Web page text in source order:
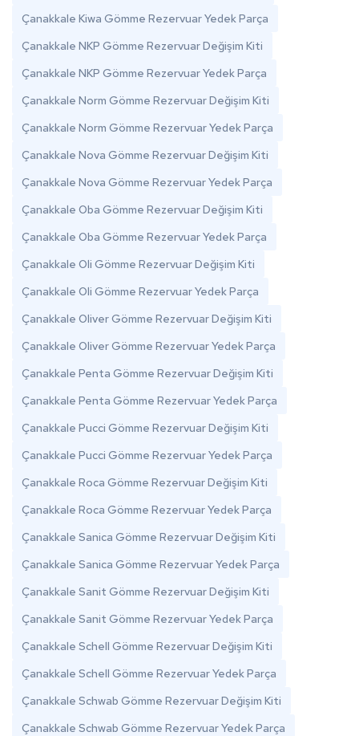
Çanakkale Kiwa Gömme Rezervuar Yedek Parça
Çanakkale NKP Gömme Rezervuar Değişim Kiti
Çanakkale NKP Gömme Rezervuar Yedek Parça
Çanakkale Norm Gömme Rezervuar Değişim Kiti
Çanakkale Norm Gömme Rezervuar Yedek Parça
Çanakkale Nova Gömme Rezervuar Değişim Kiti
Çanakkale Nova Gömme Rezervuar Yedek Parça
Çanakkale Oba Gömme Rezervuar Değişim Kiti
Çanakkale Oba Gömme Rezervuar Yedek Parça
Çanakkale Oli Gömme Rezervuar Değişim Kiti
Çanakkale Oli Gömme Rezervuar Yedek Parça
Çanakkale Oliver Gömme Rezervuar Değişim Kiti
Çanakkale Oliver Gömme Rezervuar Yedek Parça
Çanakkale Penta Gömme Rezervuar Değişim Kiti
Çanakkale Penta Gömme Rezervuar Yedek Parça
Çanakkale Pucci Gömme Rezervuar Değişim Kiti
Çanakkale Pucci Gömme Rezervuar Yedek Parça
Çanakkale Roca Gömme Rezervuar Değişim Kiti
Çanakkale Roca Gömme Rezervuar Yedek Parça
Çanakkale Sanica Gömme Rezervuar Değişim Kiti
Çanakkale Sanica Gömme Rezervuar Yedek Parça
Çanakkale Sanit Gömme Rezervuar Değişim Kiti
Çanakkale Sanit Gömme Rezervuar Yedek Parça
Çanakkale Schell Gömme Rezervuar Değişim Kiti
Çanakkale Schell Gömme Rezervuar Yedek Parça
Çanakkale Schwab Gömme Rezervuar Değişim Kiti
Çanakkale Schwab Gömme Rezervuar Yedek Parça